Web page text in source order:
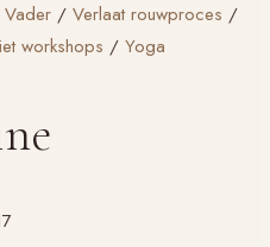
Vader / Verlaat rouwproces /
workshops / Yoga